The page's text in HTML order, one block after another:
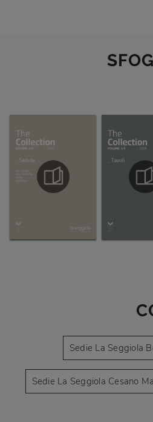
Sedie La Seggiola
Sedie La Seggiola Cesano